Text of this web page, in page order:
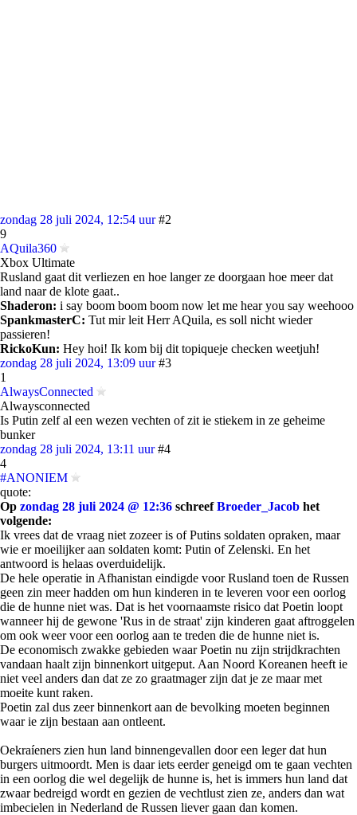
zondag 28 juli 2024, 12:54 uur #2
9
AQuila360
Xbox Ultimate
Rusland gaat dit verliezen en hoe langer ze doorgaan hoe meer dat
land naar de klote gaat..
Shaderon: i say boom boom boom now let me hear you say weehooo
SpankmasterC: Tut mir leit Herr AQuila, es soll nicht wieder
passieren!
RickoKun: Hey hoi! Ik kom bij dit topiqueje checken weetjuh!
zondag 28 juli 2024, 13:09 uur #3
1
AlwaysConnected
Alwaysconnected
Is Putin zelf al een wezen vechten of zit ie stiekem in ze geheime
bunker
zondag 28 juli 2024, 13:11 uur #4
4
#ANONIEM
quote:
Op zondag 28 juli 2024 @ 12:36 schreefBroeder_Jacob het
volgende:
Ik vrees dat de vraag niet zozeer is of Putins soldaten opraken, maar
wie er moeilijker aan soldaten komt: Putin of Zelenski. En het
antwoord is helaas overduidelijk.
De hele operatie in Afhanistan eindigde voor Rusland toen de Russen
geen zin meer hadden om hun kinderen in te leveren voor een oorlog
die de hunne niet was. Dat is het voornaamste risico dat Poetin loopt
wanneer hij de gewone 'Rus in de straat' zijn kinderen gaat aftroggelen
om ook weer voor een oorlog aan te treden die de hunne niet is.
De economisch zwakke gebieden waar Poetin nu zijn strijdkrachten
vandaan haalt zijn binnenkort uitgeput. Aan Noord Koreanen heeft ie
niet veel anders dan dat ze zo graatmager zijn dat je ze maar met
moeite kunt raken.
Poetin zal dus zeer binnenkort aan de bevolking moeten beginnen
waar ie zijn bestaan aan ontleent.
Oekraíeners zien hun land binnengevallen door een leger dat hun
burgers uitmoordt. Men is daar iets eerder geneigd om te gaan vechten
in een oorlog die wel degelijk de hunne is, het is immers hun land dat
zwaar bedreigd wordt en gezien de vechtlust zien ze, anders dan wat
imbecielen in Nederland de Russen liever gaan dan komen.